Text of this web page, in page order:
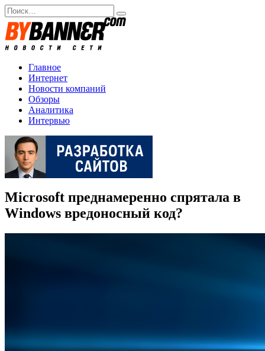
Перейти
к
содержанию
Search
for:
Главное
Интернет
Новости компаний
Обзоры
Аналитика
Интервью
Microsoft преднамеренно спрятала в
Windows вредоносный код?